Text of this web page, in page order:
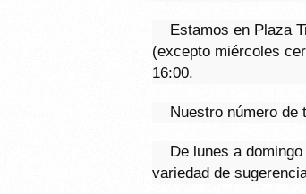
Estamos en Plaza
(excepto miércoles
16:00.
Nuestro número de
De lunes a
variedad de